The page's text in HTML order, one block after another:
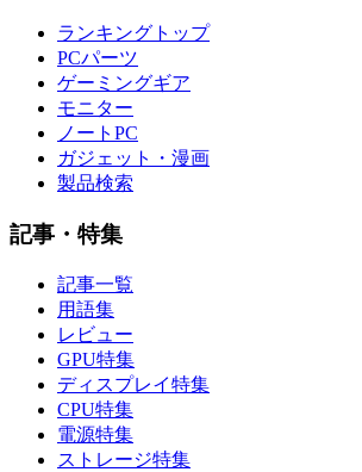
ランキングトップ
PCパーツ
ゲーミングギア
モニター
ノートPC
ガジェット・漫画
製品検索
記事・特集
記事一覧
用語集
レビュー
GPU特集
ディスプレイ特集
CPU特集
電源特集
ストレージ特集